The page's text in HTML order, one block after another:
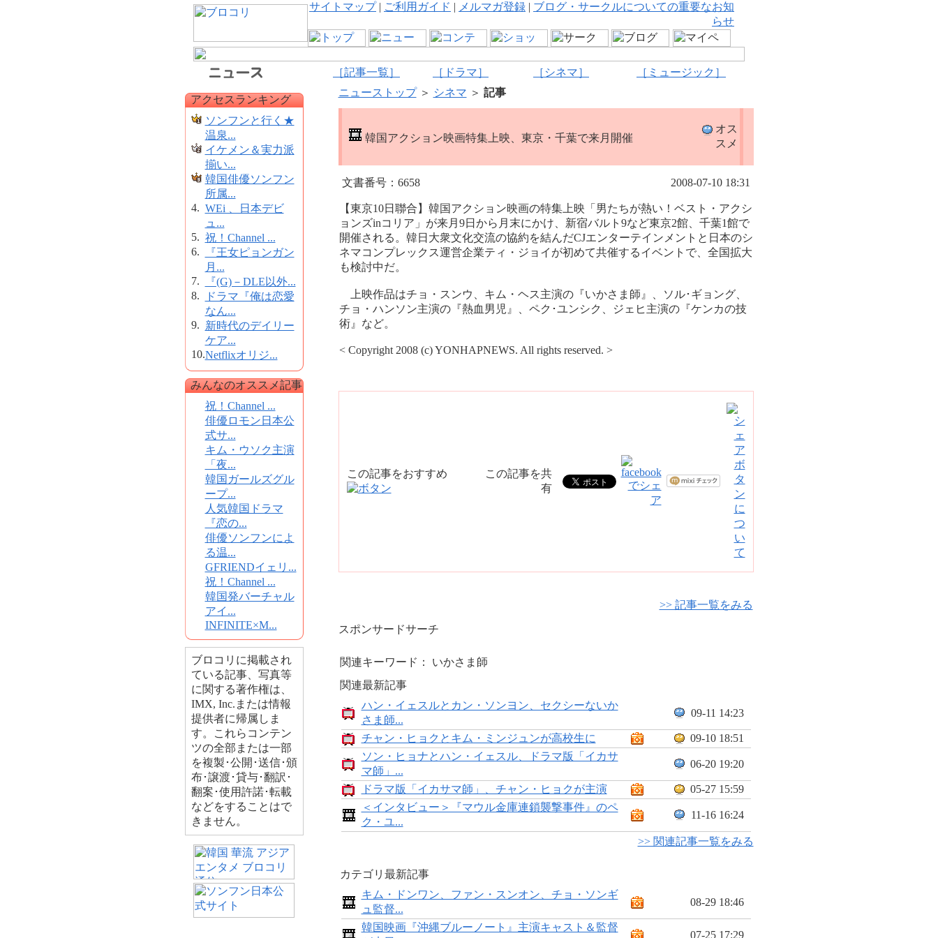
サイトマップ| ご利用ガイド | メルマガ登録 | ブログ・サークルについての重要なお知
らせ
［記事一覧］ ［ドラマ］ ［シネマ］ ［ミュージック］
アクセスランキング
ソンフンと行く★
温泉...
イケメン＆実力派
揃い...
韓国俳優ソンフン
所属...
4. WEi 、日本デビ
ュ...
5. 祝！Channel ...
6.
『王女ピョンガン
月...
7.
『(G)－DLE以外...
8.
ドラマ『俺は恋愛
なん...
9. 新時代のデイリー
ケア...
10.Netflixオリジ...
みんなのオススメ記事
祝！Channel ...
俳優ロモン日本公
式サ...
キム・ウソク主演
「夜...
韓国ガールズグル
ープ...
人気韓国ドラマ
『恋の...
俳優ソンフンによ
る温...
GFRIENDイェリ...
祝！Channel ...
韓国発バーチャル
アイ...
INFINITE×M...
ブロコリに掲載され
ている記事、写真等
に関する著作権は、
IMX, Inc.または情報
提供者に帰属しま
す。これらコンテン
ツの全部または一部
を複製･公開･送信･頒
布･譲渡･貸与･翻訳･
翻案･使用許諾･転載
などをすることはで
きません。
ニューストップ＞ シネマ ＞ 記事
韓国アクション映画特集上映、東京・千葉で来月開催
オス
スメ
文書番号：6658 2008-07-10 18:31
【東京10日聯合】韓国アクション映画の特集上映「男たちが熱い！ベスト・アクシ
ョンズinコリア」が来月9日から月末にかけ、新宿バルト9など東京2館、千葉1館で
開催される。韓日大衆文化交流の協約を結んだCJエンターテインメントと日本のシ
ネマコンプレックス運営企業ティ・ジョイが初めて共催するイベントで、全国拡大
も検討中だ。
上映作品はチョ・スンウ、キム・ヘス主演の『いかさま師』、ソル･ギョング、
チョ・ハンソン主演の『熱血男児』、ペク･ユンシク、ジェヒ主演の『ケンカの技
術』など。
< Copyright 2008 (c) YONHAPNEWS. All rights reserved. >
この記事をおすすめ
この記事を共
有
>> 記事一覧をみる
スポンサードサーチ
関連キーワード： いかさま師
関連最新記事
ハン・イェスルとカン・ソンヨン、セクシーないか
さま師...
09-11 14:23
チャン・ヒョクとキム・ミンジュンが高校生に
09-10 18:51
ソン・ヒョナとハン・イェスル、ドラマ版「イカサ
マ師」...
06-20 19:20
ドラマ版「イカサマ師」、チャン・ヒョクが主演
05-27 15:59
＜インタビュー＞『マウル金庫連鎖襲撃事件』のペ
ク・ユ...
11-16 16:24
>> 関連記事一覧をみる
カテゴリ最新記事
キム・ドンワン、ファン・スンオン、チョ・ソンギ
ュ監督...
08-29 18:46
韓国映画『沖縄ブルーノート』主演キャスト＆監督
07-25 17:29